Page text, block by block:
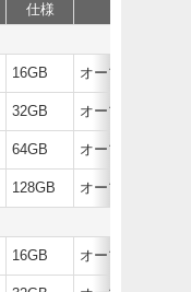
仕様
16GB オープン価格
32GB オープン価格
64GB オープン価格
128GB オープン価格
16GB オープン価格